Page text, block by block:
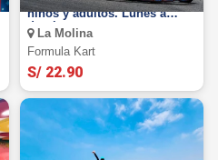
niños y adultos. Lunes a
domingo
La Molina
Formula Kart
S/ 22.90